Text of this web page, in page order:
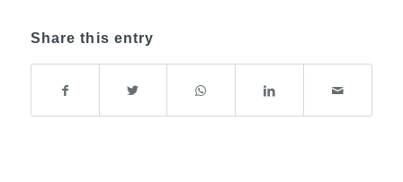
Share this entry